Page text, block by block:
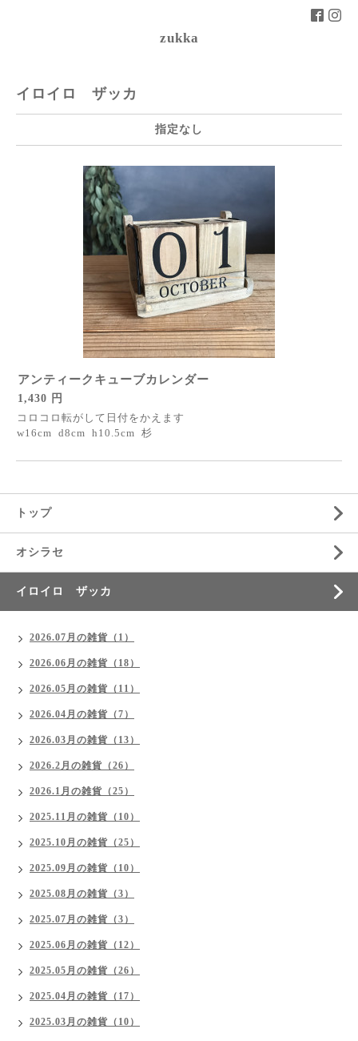
zukka
イロイロ ザッカ
指定なし
アンティークキューブカレンダー
1,430 円
コロコロ転がして日付をかえます
w16cm d8cm h10.5cm 杉
トップ
オシラセ
イロイロ ザッカ
2026.07月の雑貨（1）
2026.06月の雑貨（18）
2026.05月の雑貨（11）
2026.04月の雑貨（7）
2026.03月の雑貨（13）
2026.2月の雑貨（26）
2026.1月の雑貨（25）
2025.11月の雑貨（10）
2025.10月の雑貨（25）
2025.09月の雑貨（10）
2025.08月の雑貨（3）
2025.07月の雑貨（3）
2025.06月の雑貨（12）
2025.05月の雑貨（26）
2025.04月の雑貨（17）
2025.03月の雑貨（10）